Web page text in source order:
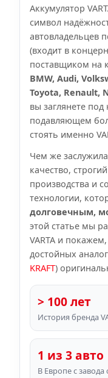
Аккумулятор
символ
автовладельцев
(входит в
поставщиком на
BMW, Audi,
Toyota, Renault,
вы заглянете
подавляющем
стоять именно
Чем же
качество,
производства и
технологии,
долговечным,
этой статье мы
VARTA и
достойных
KRAFT)
> 100 лет
История бренда
1 из 3 авто
В Европе с завода